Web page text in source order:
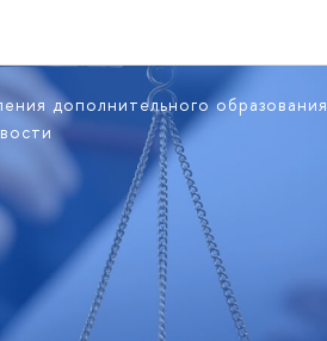
дополнительного образования